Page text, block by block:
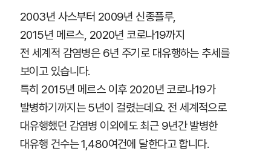
2003년 사스부터 2009년 신종플루,
2015년 메르스, 2020년 코로나19까지
전 세계적 감염병은 6년 주기로 대유행하는 추세를
보이고 있습니다.
특히 2015년 메르스 이후 2020년 코로나19가
발병하기까지는 5년이 걸렸는데요. 전 세계적으로
대유행했던 감염병 이외에도 최근 9년간 발병한
대유행 건수는 1,480여건에 달한다고 합니다.